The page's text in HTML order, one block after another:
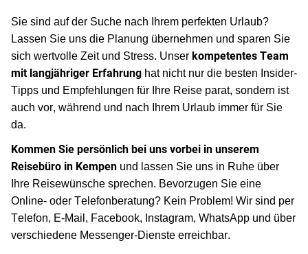
Sie sind auf der Suche nach Ihrem perfekten Urlaub?
Lassen Sie uns die Planung übernehmen und sparen Sie
sich wertvolle Zeit und Stress. Unser kompetentes Team
mit langjähriger Erfahrung hat nicht nur die besten Insider-
Tipps und Empfehlungen für Ihre Reise parat, sondern ist
auch vor, während und nach Ihrem Urlaub immer für Sie
da.
Kommen Sie persönlich bei uns vorbei in unserem
Reisebüro in Kempen und lassen Sie uns in Ruhe über
Ihre Reisewünsche sprechen. Bevorzugen Sie eine
Online- oder Telefonberatung? Kein Problem! Wir sind per
Telefon, E-Mail, Facebook, Instagram, WhatsApp und über
verschiedene Messenger-Dienste erreichbar.